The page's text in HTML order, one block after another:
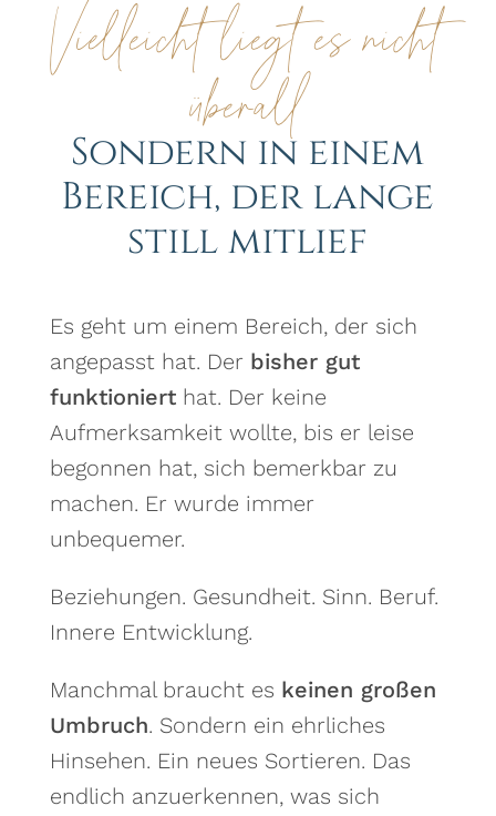
Vielleicht liegt es nicht
überall
Sondern in einem
Bereich, der lange
still mitlief
Es geht um einem Bereich, der sich
angepasst hat. Der bisher gut
funktionierthat. Der keine
Aufmerksamkeit wollte, bis er leise
begonnen hat, sich bemerkbar zu
machen. Er wurde immer
unbequemer.
Beziehungen. Gesundheit. Sinn. Beruf.
Innere Entwicklung.
Manchmal braucht es keinen großen
Umbruch. Sondern ein ehrliches
Hinsehen. Ein neues Sortieren. Das
endlich anzuerkennen, was sich